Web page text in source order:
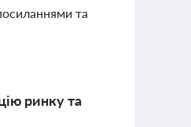
та
ринку та